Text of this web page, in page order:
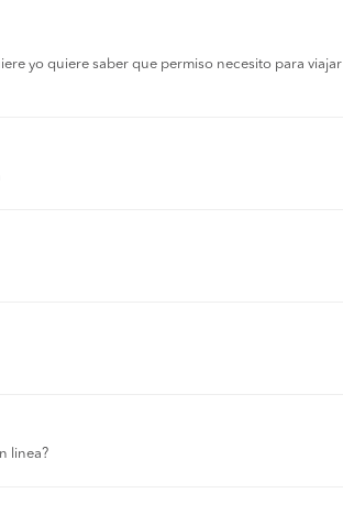
yo quiere saber que permiso necesito para
linea?